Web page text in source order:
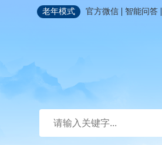
老年模式 官方微信 | 智能问答 |